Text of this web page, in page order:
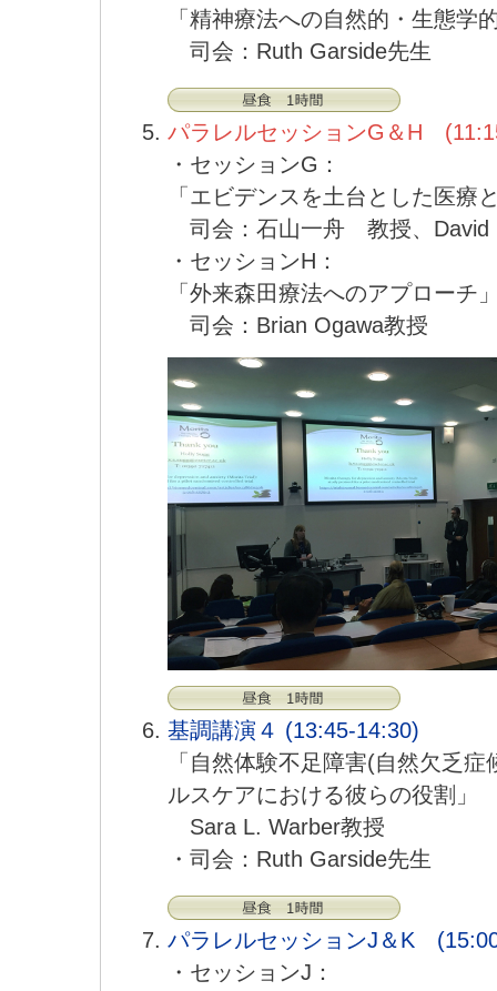
「精神療法への自然的・生態学
司会：Ruth Garside先生
パラレルセッションG＆H
・セッションG：
「エビデンスを土台とした医療
司会：石山一舟 教授、David
・セッションH：
「外来森田療法へのアプローチ
司会：Brian Ogawa教授
基調講演４ (13:45-14:30)
「自然体験不足障害(自然欠乏
ルスケアにおける彼らの役割」
Sara L. Warber教授
・司会：Ruth Garside先生
パラレルセッションJ＆K
・セッションJ：